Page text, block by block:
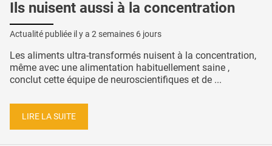
Ils nuisent aussi à la concentration
Actualité publiée il y a 2 semaines 6 jours
Les aliments ultra-transformés nuisent à la concentration,
même avec une alimentation habituellement saine ,
conclut cette équipe de neuroscientifiques et de ...
LIRE LA SUITE